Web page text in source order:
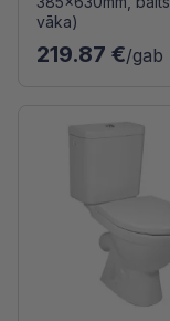
vāka)
219.87 €/gab